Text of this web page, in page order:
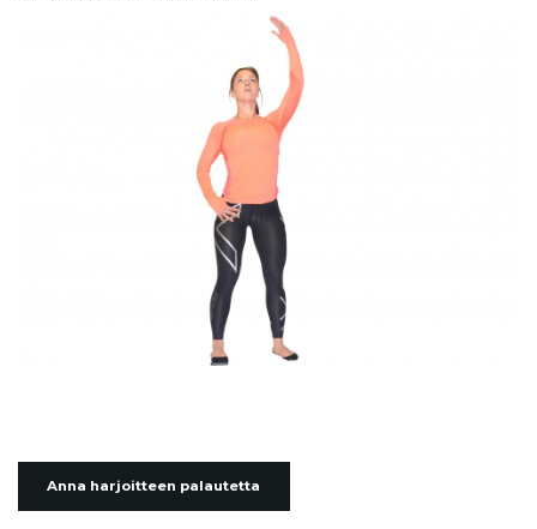
Anna harjoitteen palautetta